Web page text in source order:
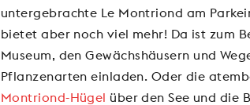
untergebrachte Le Montriond am
bietet aber noch viel mehr! Da ist zum
Museum, den Gewächshäusern und
Pflanzenarten einladen. Oder die
Montriond-Hügel über den See und die